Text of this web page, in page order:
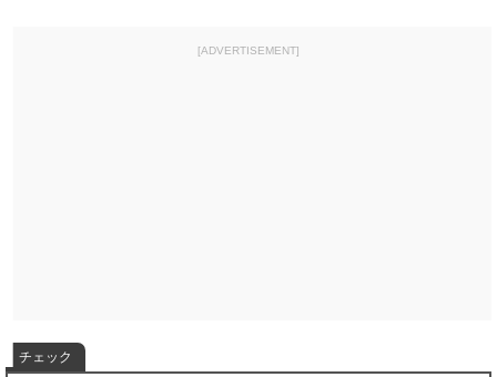
[ADVERTISEMENT]
チェック